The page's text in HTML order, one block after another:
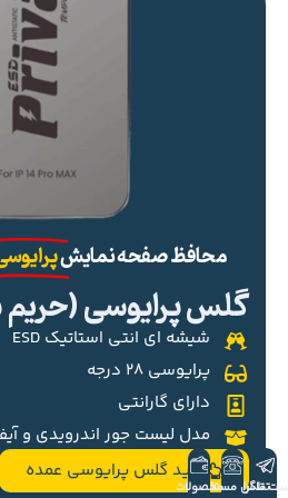
محافظ صفحه نمایش
گلس پرایوسی
شیشه ای انتی استاتیک ESD
پرایوسی ۲۸ درجه
دارای گارانتی
مدل لیست جور اندرویدی و
خرید گلس پرایوسی عمده
تلگرام
تماس مستقیم
محصولات